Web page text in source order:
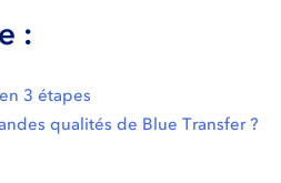
:
3 étapes
qualités de Blue Transfer ?